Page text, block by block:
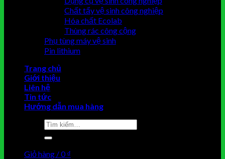
Chất tẩy vệ sinh công nghiệp
Hóa chất Ecolab
Thùng rác công cộng
Phụ tùng máy vệ sinh
Pin lithium
Trang chủ
Giới thiệu
Liên hệ
Tin tức
Hướng dẫn mua hàng
Tìm
kiếm:
Giỏ hàng /0₫